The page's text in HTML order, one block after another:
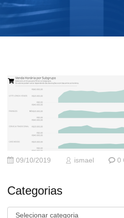
09/10/2019 ismael 0
Categorias
Categorias